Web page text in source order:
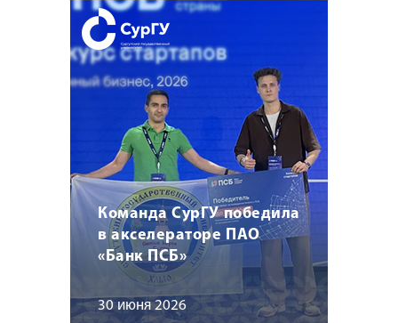
Команда СурГУ победила
в акселераторе ПАО
«Банк ПСБ»
30 июня 2026